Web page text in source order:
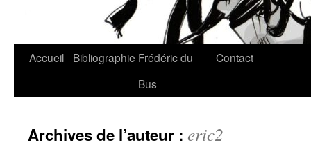
Accueil Bibliographie Frédéric du
Bus
Contact
Archives de l’auteur : eric2